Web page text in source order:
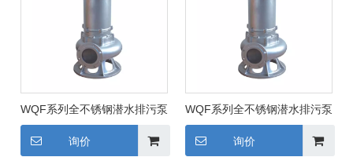
WQF系列全不锈钢潜水排污泵
询价
WQF系列全不锈钢潜水排污泵
询价